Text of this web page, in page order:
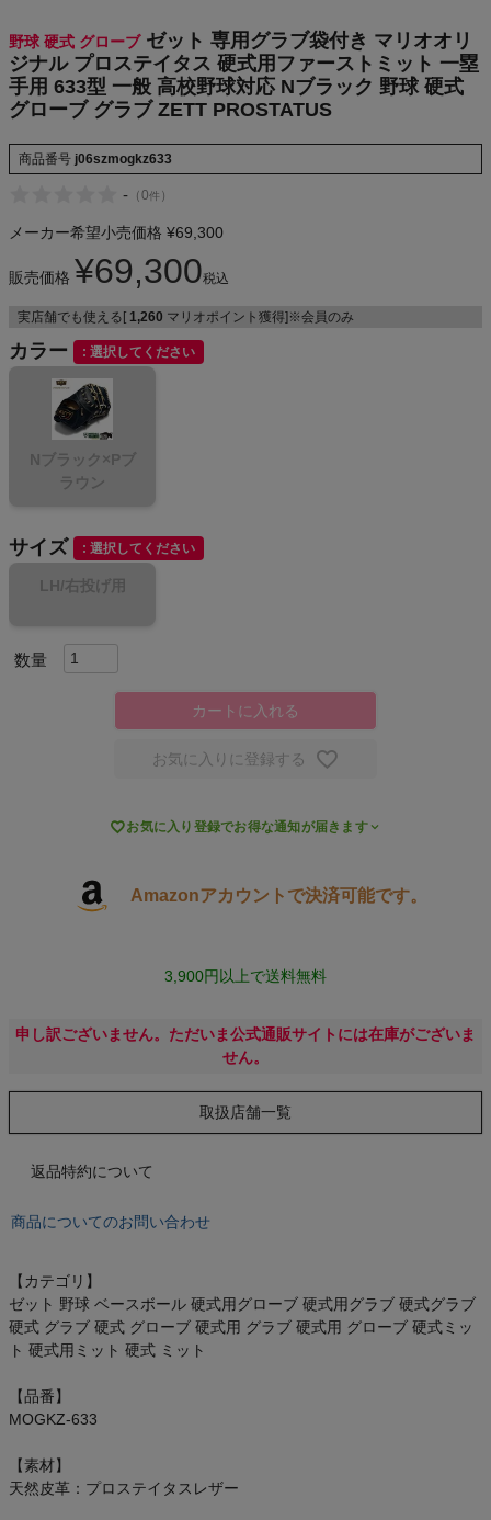
グラブ ZETT
PROSTATUS
NIKE
CHUMS
HOKA
もっと見る
メンズカジュアルウェア
レディースカジュアルウェア
メンズスポーツウェア
スポーツシューズ
もっと見る
ベースボールマリオ（野球商品）
お気に入り
野球 硬式 グローブ ゼット 専用グラブ袋付き マリオオリ
ジナル プロステイタス 硬式用ファーストミット 一塁
手用 633型 一般 高校野球対応 Nブラック 野球 硬式
グローブ グラブ ZETT PROSTATUS
商品番号 j06szmogkz633
- （0件 ）
メーカー希望小売価格 ¥69,300
販売価格 ¥69,300税込
実店舗でも使える[ 1,260 マリオポイント獲得]※会員のみ
カラー 選択してください
Nブラック×Pブ
ラウン
サイズ 選択してください
LH/右投げ用
カートに入れる
お気に入りに登録する
お気に入り登録でお得な通知が届きます
Amazonアカウントで決済可能です。
3,900円以上で送料無料
申し訳ございません。ただいま公式通販サイトには在庫がございま
せん。
取扱店舗一覧
返品特約について
商品についてのお問い合わせ
【カテゴリ】
ゼット 野球 ベースボール 硬式用グローブ 硬式用グラブ 硬式グラブ
硬式 グラブ 硬式 グローブ 硬式用 グラブ 硬式用 グローブ 硬式ミッ
ト 硬式用ミット 硬式 ミット
【品番】
MOGKZ-633
【素材】
天然皮革：プロステイタスレザー